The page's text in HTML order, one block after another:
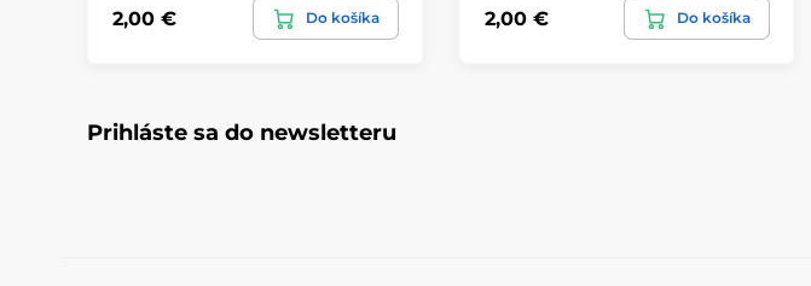
2,00 € Do košíka 2,00 € Do košíka
Prihláste sa do newsletteru